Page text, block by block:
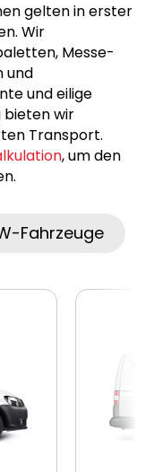
gelten in erster
Wir
Messe-
und
und eilige
bieten wir
Transport.
, um den
Fahrzeuge